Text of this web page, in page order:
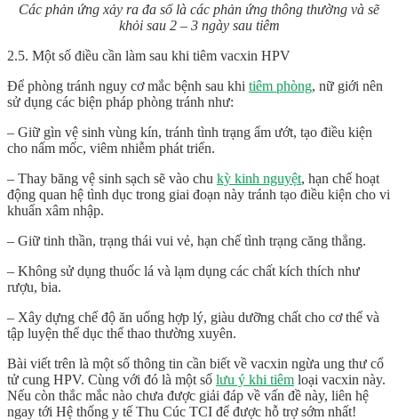
Các phản ứng xảy ra đa số là các phản ứng thông thường và sẽ
khỏi sau 2 – 3 ngày sau tiêm
2.5. Một số điều cần làm sau khi tiêm vacxin HPV
Để phòng tránh nguy cơ mắc bệnh sau khi tiêm phòng, nữ giới nên
sử dụng các biện pháp phòng tránh như:
– Giữ gìn vệ sinh vùng kín, tránh tình trạng ẩm ướt, tạo điều kiện
cho nấm mốc, viêm nhiễm phát triển.
– Thay băng vệ sinh sạch sẽ vào chu kỳ kinh nguyệt, hạn chế hoạt
động quan hệ tình dục trong giai đoạn này tránh tạo điều kiện cho vi
khuẩn xâm nhập.
– Giữ tinh thần, trạng thái vui vẻ, hạn chế tình trạng căng thẳng.
– Không sử dụng thuốc lá và lạm dụng các chất kích thích như
rượu, bia.
– Xây dựng chế độ ăn uống hợp lý, giàu dưỡng chất cho cơ thể và
tập luyện thể dục thể thao thường xuyên.
Bài viết trên là một số thông tin cần biết về vacxin ngừa ung thư cổ
tử cung HPV. Cùng với đó là một số lưu ý khi tiêm loại vacxin này.
Nếu còn thắc mắc nào chưa được giải đáp về vấn đề này, liên hệ
ngay tới Hệ thống y tế Thu Cúc TCI để được hỗ trợ sớm nhất!